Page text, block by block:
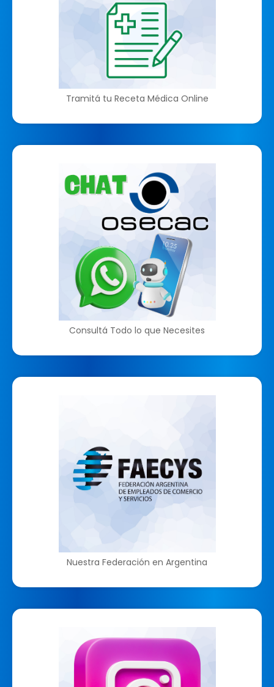
Tramitá tu Receta Médica Online
Consultá Todo lo que Necesites
Nuestra Federación en Argentina